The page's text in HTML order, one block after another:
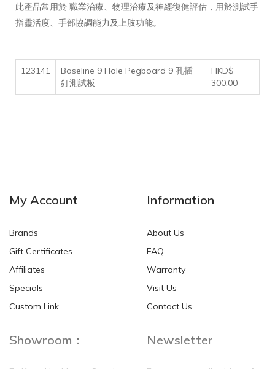
此產品常用於 職業治療、物理治療及神經復健評估，用於測試手
指靈活度、手部協調能力及上肢功能。
123141
Baseline 9 Hole Pegboard 9 孔插
釘測試板
HKD$
300.00
My Account
Brands
Gift Certificates
Affiliates
Specials
Custom Link
Information
About Us
FAQ
Warranty
Visit Us
Contact Us
Showroom： Newsletter